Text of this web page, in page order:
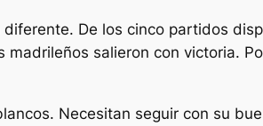
De los cinco partidos
salieron con victoria.
Necesitan seguir con su